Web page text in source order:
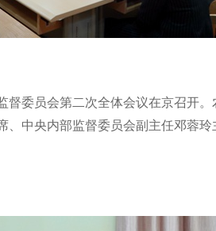
督委员会第二次全体会议在京召开
中央内部监督委员会副主任邓蓉